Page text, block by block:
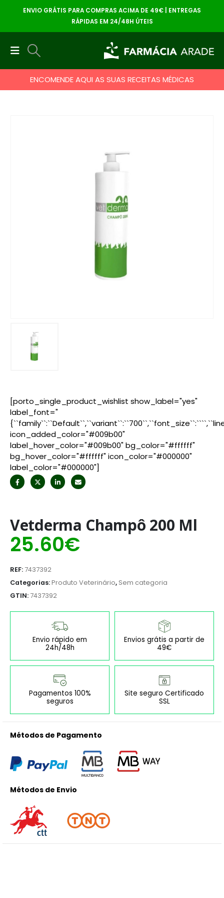
ENVIO GRÁTIS PARA COMPRAS ACIMA DE 49€ | ENTREGAS
RÁPIDAS EM 24/48H ÚTEIS
ENCOMENDE AQUI AS SUAS RECEITAS MÉDICAS
[porto_single_product_wishlist show_label="yes"
label_font="
icon_added_color="#009b00"
label_hover_color="#009b00" bg_color="#ffffff"
bg_hover_color="#ffffff" icon_color="#000000"
label_color="#000000"]
Vetderma Champô 200 Ml
25.60€
REF: 7437392
Categorias:Produto Veterinário, Sem categoria
GTIN: 7437392
Envio rápido em
24h/48h
Envios grátis a partir de
49€
Pagamentos 100%
seguros
Site seguro Certificado
SSL
Métodos de Pagamento
Métodos de Envio